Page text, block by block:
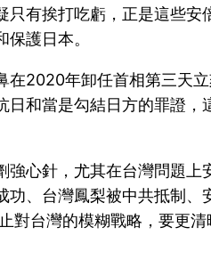
有挨打吃虧，正是這些
護日本。
2020年卸任首相第三天
和當是勾結日方的罪證
心針，尤其在台灣問題
、台灣鳳梨被中共抵制
台灣的模糊戰略，要更